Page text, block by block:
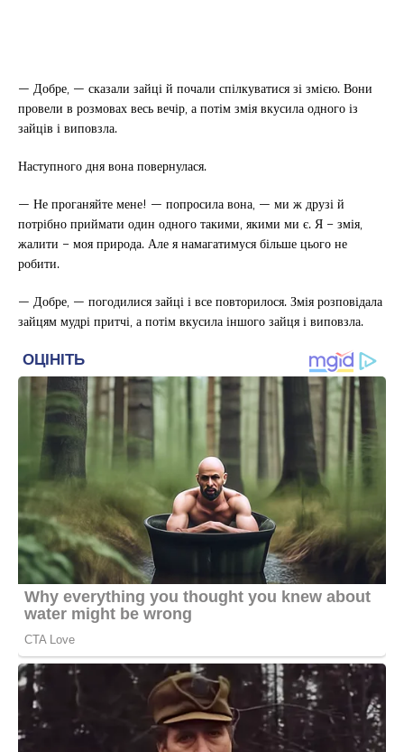
— Добре, — сказали зайці й почали спілкуватися зі змією. Вони
провели в розмовах весь вечір, а потім змія вкусила одного із
зайців і виповзла.
Наступного дня вона повернулася.
— Не проганяйте мене! — попросила вона, — ми ж друзі й
потрібно приймати один одного такими, якими ми є. Я – змія,
жалити – моя природа. Але я намагатимуся більше цього не
робити.
— Добре, — погодилися зайці і все повторилося. Змія розповідала
зайцям мудрі притчі, а потім вкусила іншого зайця і виповзла.